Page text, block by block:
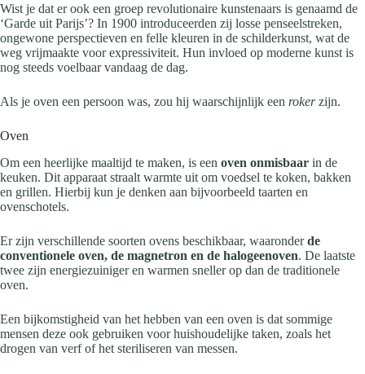
Wist je dat er ook een groep revolutionaire kunstenaars is genaamd de
‘Garde uit Parijs’? In 1900 introduceerden zij losse penseelstreken,
ongewone perspectieven en felle kleuren in de schilderkunst, wat de
weg vrijmaakte voor expressiviteit. Hun invloed op moderne kunst is
nog steeds voelbaar vandaag de dag.
Als je oven een persoon was, zou hij waarschijnlijk een rokerzijn.
Oven
Om een heerlijke maaltijd te maken, is een oven onmisbaar in de
keuken. Dit apparaat straalt warmte uit om voedsel te koken, bakken
en grillen. Hierbij kun je denken aan bijvoorbeeld taarten en
ovenschotels.
Er zijn verschillende soorten ovens beschikbaar, waaronderde
conventionele oven, de magnetron en de halogeenoven. De laatste
twee zijn energiezuiniger en warmen sneller op dan de traditionele
oven.
Een bijkomstigheid van het hebben van een oven is dat sommige
mensen deze ook gebruiken voor huishoudelijke taken, zoals het
drogen van verf of het steriliseren van messen.